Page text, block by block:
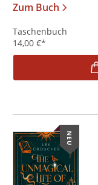
Zum Buch
Taschenbuch
14,00 €*
NEU